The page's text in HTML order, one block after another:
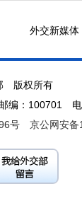
外交新媒体
版权所有
编：100701
号 京公网安